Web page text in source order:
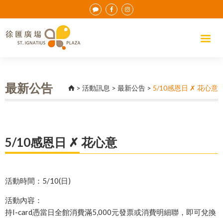
最新公告 > 活動訊息 > 最新公告 > 5/10感恩日 ✗ 花心意
5/10感恩日 ✗ 花心意
活動時間：5/10(日)
活動內容：
持I-card憑當日全館消費滿5,000元發票或消費明細聯，即可兌換